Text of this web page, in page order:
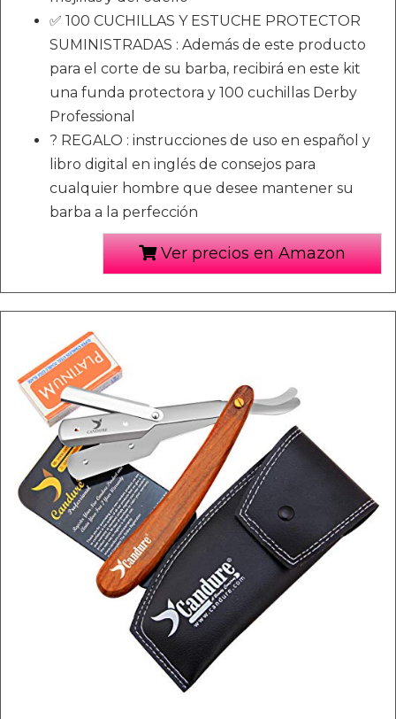
✅ 100 CUCHILLAS Y ESTUCHE PROTECTOR
SUMINISTRADAS : Además de este producto
para el corte de su barba, recibirá en este kit
una funda protectora y 100 cuchillas Derby
Professional
? REGALO : instrucciones de uso en español y
libro digital en inglés de consejos para
cualquier hombre que desee mantener su
barba a la perfección
Ver precios en Amazon